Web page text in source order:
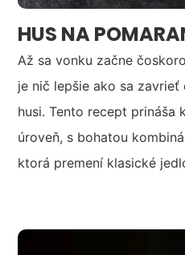
HUS NA
Až sa vonku začne
je nič lepšie ako sa zavrieť
husi. Tento recept prináša
úroveň, s bohatou
ktorá premení klasické